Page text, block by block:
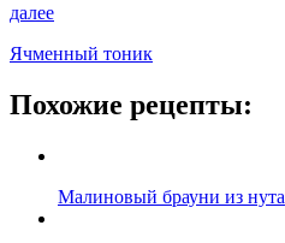
далее
Ячменный тоник
Похожие рецепты:
Малиновый брауни из нута